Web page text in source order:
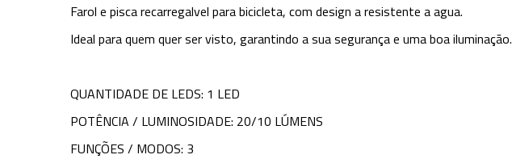
Farol e pisca recarregalvel para bicicleta, com design a resistente a agua.
Ideal para quem quer ser visto, garantindo a sua segurança e uma boa iluminação.
QUANTIDADE DE LEDS: 1 LED
POTÊNCIA / LUMINOSIDADE: 20/10 LÚMENS
FUNÇÕES / MODOS: 3